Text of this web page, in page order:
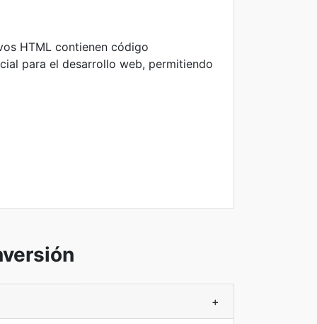
HTML contienen código
para el desarrollo web, permitiendo
+